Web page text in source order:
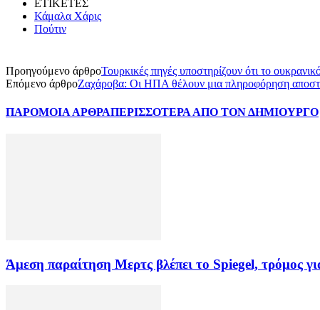
ΕΤΙΚΕΤΕΣ
Κάμαλα Χάρις
Πούτιν
Προηγούμενο άρθροΤουρκικές πηγές υποστηρίζουν ότι το
Επόμενο άρθροΖαχάροβα: Οι ΗΠΑ θέλουν μια πληροφόρηση
ΠΑΡΟΜΟΙΑ ΑΡΘΡΑΠΕΡΙΣΣΟΤΕΡΑ ΑΠΟ ΤΟΝ ΔΗΜΙΟΥΡΓΟ
Άμεση παραίτηση Mερτς βλέπει το Spiegel, τρόμος